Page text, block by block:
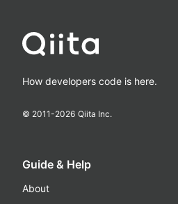
How developers code is here.
© 2011-2026 Qiita Inc.
Guide & Help
About